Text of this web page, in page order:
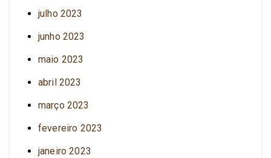
julho 2023
junho 2023
maio 2023
abril 2023
março 2023
fevereiro 2023
janeiro 2023